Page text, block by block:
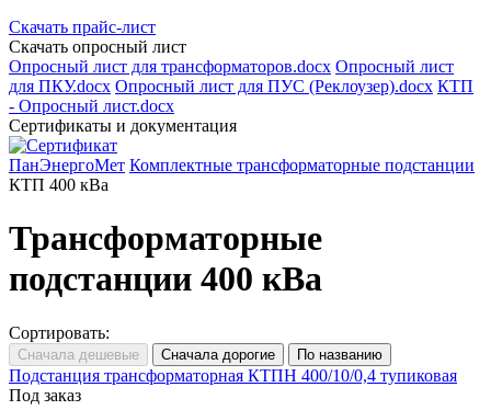
Скачать прайс-лист
Скачать опросный лист
Опросный лист для трансформаторов.docx Опросный лист
для ПКУ.docx Опросный лист для ПУС (Реклоузер).docx КТП
- Опросный лист.docx
Сертификаты и документация
ПанЭнергоМет Комплектные трансформаторные подстанции
КТП 400 кВа
Трансформаторные
подстанции 400 кВа
Сортировать:
Подстанция трансформаторная КТПН 400/10/0,4 тупиковая
Под заказ